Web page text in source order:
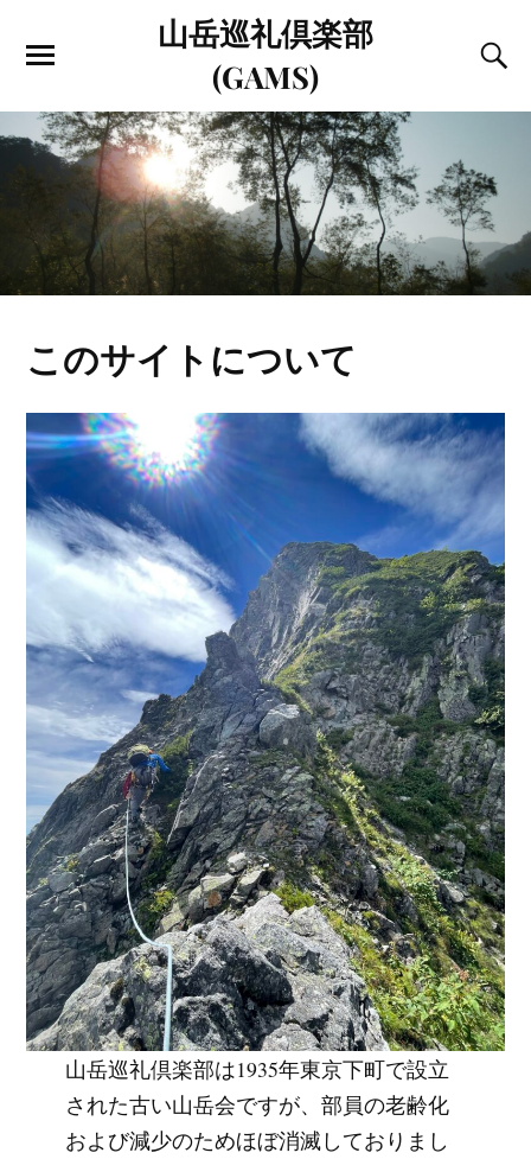
山岳巡礼倶楽部
(GAMS)
このサイトについて
山岳巡礼倶楽部は1935年東京下町で設立
された古い山岳会ですが、部員の老齢化
および減少のためほぼ消滅しておりまし